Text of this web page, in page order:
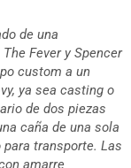
de una
Fever y Spencer
custom a un
ya sea casting o
de dos piezas
caña de una sola